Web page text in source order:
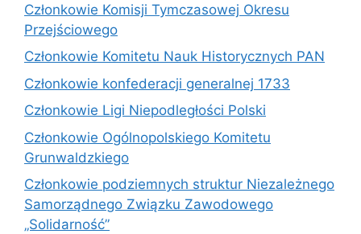
Członkowie Komisji Tymczasowej Okresu
Przejściowego
Członkowie Komitetu Nauk Historycznych PAN
Członkowie konfederacji generalnej 1733
Członkowie Ligi Niepodległości Polski
Członkowie Ogólnopolskiego Komitetu
Grunwaldzkiego
Członkowie podziemnych struktur Niezależnego
Samorządnego Związku Zawodowego
„Solidarność”